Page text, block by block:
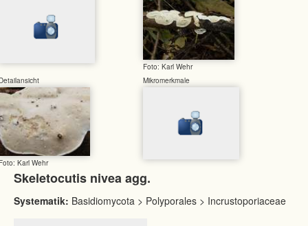
Foto: Karl Wehr
Karl Wehr
Mikromerkmale
Skeletocutis nivea agg.
Systematik: Basidiomycota > Polyporales > Incrustoporiaceae